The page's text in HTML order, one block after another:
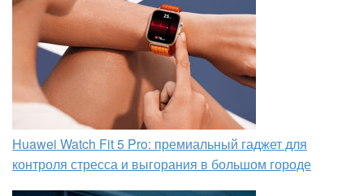
Huawei Watch Fit 5 Pro: премиальный гаджет для
контроля стресса и выгорания в большом городе